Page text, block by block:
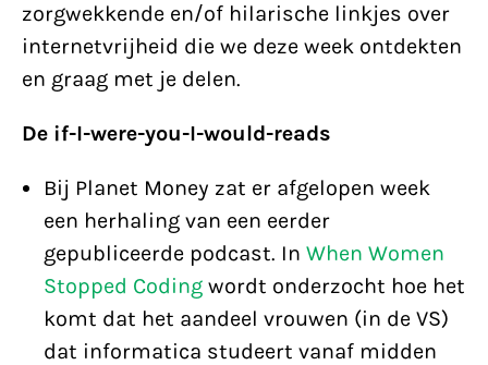
zorgwekkende en/of hilarische linkjes over
internetvrijheid die we deze week ontdekten
en graag met je delen.
De if-I-were-you-I-would-reads
Bij Planet Money zat er afgelopen week
een herhaling van een eerder
gepubliceerde podcast. In When Women
Stopped Coding wordt onderzocht hoe het
komt dat het aandeel vrouwen (in de VS)
dat informatica studeert vanaf midden